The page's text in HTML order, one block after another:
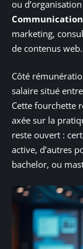
ou
Communication
marketing,
de contenus web.
Côté
salaire situé
Cette fourchette
axée sur la
reste ouvert :
active, d’autres
bachelor, ou